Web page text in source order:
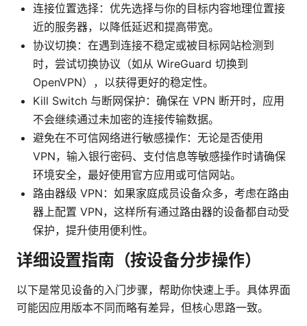
连接位置选择：优先选择与你的目标内容地理位置接
近的服务器，以降低延迟和提高带宽。
协议切换：在遇到连接不稳定或被目标网站检测到
时，尝试切换协议（如从 WireGuard 切换到
OpenVPN），以获得更好的稳定性。
Kill Switch 与断网保护：确保在 VPN 断开时，应用
不会继续通过未加密的连接传输数据。
避免在不可信网络进行敏感操作：无论是否使用
VPN，输入银行密码、支付信息等敏感操作时请确保
环境安全，最好使用官方应用或可信网站。
路由器级 VPN：如果家庭成员设备众多，考虑在路由
器上配置 VPN，这样所有通过路由器的设备都自动受
保护，提升使用便利性。
详细设置指南（按设备分步操作）
以下是常见设备的入门步骤，帮助你快速上手。具体界面
可能因应用版本不同而略有差异，但核心思路一致。